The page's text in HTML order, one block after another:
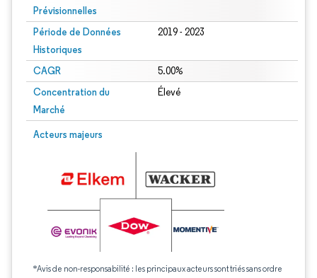
Prévisionnelles
Période de Données
Historiques
2019 - 2023
CAGR 5.00%
Concentration du
Marché
Élevé
Acteurs majeurs
*Avis de non-responsabilité : les principaux acteurs sont triés sans ordre